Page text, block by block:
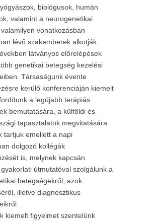
biológusok, humán
valamint a neurogenetikai
vonatkozásban
lévő szakemberek alkotják.
látványos előrelépések
genetikai betegség kezelési
Társaságunk évente
kerülő konferenciáján kiemelt
a legújabb terápiás
bemutatására, a külföldi és
tapasztalatok megvitatására.
tartjuk emellett a napi
dolgozó kollégák
is, melynek kapcsán
útmutatóval szolgálunk a
betegségekről, azok
illetve diagnosztikus
kiemelt figyelmet szentelünk